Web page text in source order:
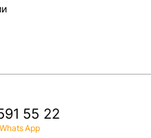
55 22
App